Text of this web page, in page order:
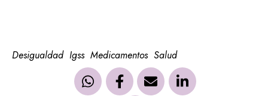
Desigualdad Igss Medicamentos Salud